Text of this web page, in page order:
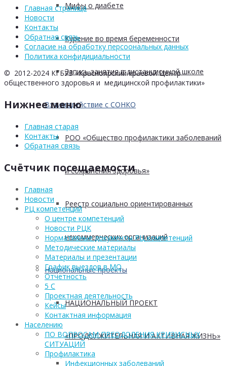
Мифы о диабете
Курение во время беременности
Запись занятия в дистанционной школе
Взаимодействие с СОНКО
РОО «Общество профилактики заболеваний
и сохранения здоровья»
Реестр социально ориентированных
некоммерческих организаций
Национальные проекты
НАЦИОНАЛЬНЫЙ ПРОЕКТ
«ПРОДОЛЖИТЕЛЬНАЯ И АКТИВНАЯ ЖИЗНЬ»
Главная страница
Новости
Контакты
Обратная связь
Согласие на обработку персоональных данных
Политика конфидициальности
© 2012-2024 КГБУЗ «Красноярский краевой Центр
общественного здоровья и медицинской профилактики»
Нижнее меню
Главная старая
Контакты
Обратная связь
Счётчик посещаемости
Главная
Новости
РЦ компетенций
О центре компетенций
Новости РЦК
Нормативные документы РЦ компетенций
Методические материалы
Материалы и презентации
График выездов в МО
Отчетность
5 С
Проектная деятельность
Кейсы
Контактная информация
Населению
ПО ВОПРОСАМ ПРЕОДОЛЕНИЯ КРИЗИСНЫХ
СИТУАЦИЙ
Профилактика
Инфекционных заболеваний